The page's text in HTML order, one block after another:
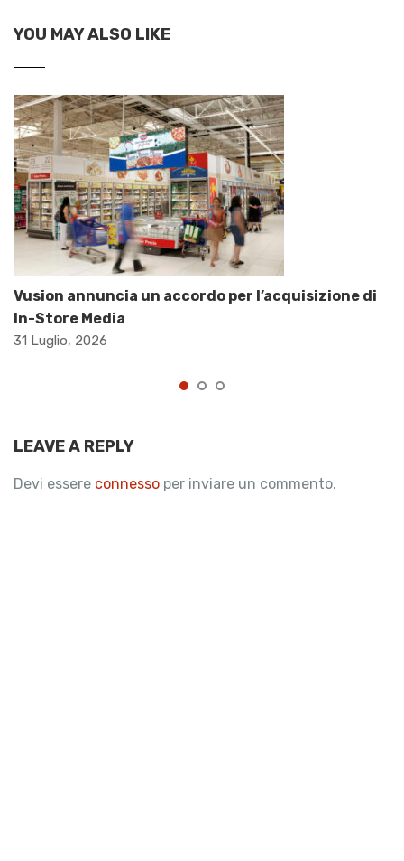
YOU MAY ALSO LIKE
Vusion annuncia un accordo per l’acquisizione di
In-Store Media
31 Luglio, 2026
LEAVE A REPLY
Devi essere connesso per inviare un commento.